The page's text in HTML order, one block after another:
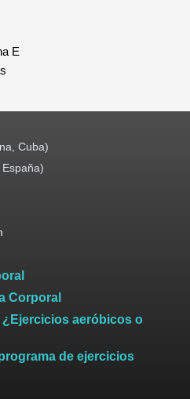
E
Cuba)
Corporal
aeróbicos o
de ejercicios